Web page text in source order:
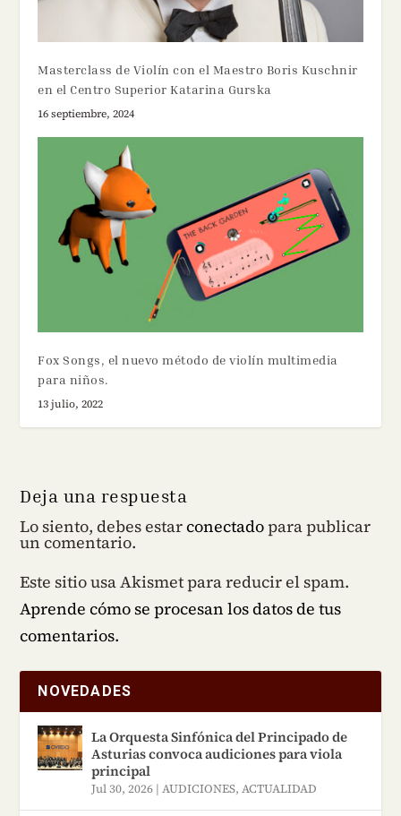
Masterclass de Violín con el Maestro Boris Kuschnir
en el Centro Superior Katarina Gurska
16 septiembre, 2024
Fox Songs, el nuevo método de violín multimedia
para niños.
13 julio, 2022
Deja una respuesta
Lo siento, debes estarconectadopara publicar
un comentario.
Este sitio usa Akismet para reducir el spam.
Aprende cómo se procesan los datos de tus
comentarios.
NOVEDADES
La Orquesta Sinfónica del Principado de
Asturias convoca audiciones para viola
principal
Jul 30, 2026 |AUDICIONES,ACTUALIDAD